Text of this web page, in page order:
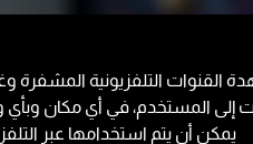
التلفزيونية المشفرة
المستخدم، في أي مكان وبأي
يمكن أن يتم استخدامها عبر